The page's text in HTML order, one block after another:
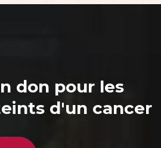
don pour les
d'un cancer